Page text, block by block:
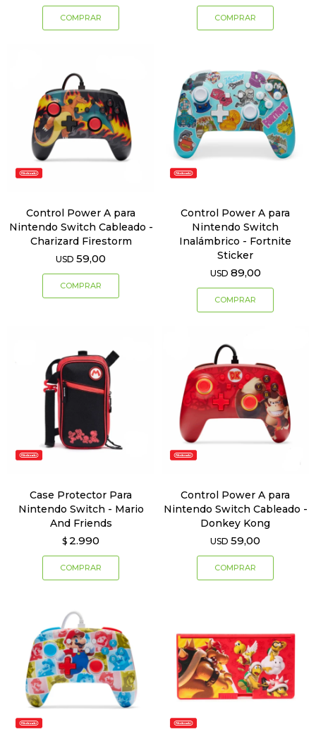
Control Power A para
Nintendo Switch Cableado -
Charizard Firestorm
USD 59,00
Control Power A para
Nintendo Switch
Inalámbrico - Fortnite
Sticker
USD 89,00
Case Protector Para
Nintendo Switch - Mario
And Friends
$ 2.990
Control Power A para
Nintendo Switch Cableado -
Donkey Kong
USD 59,00